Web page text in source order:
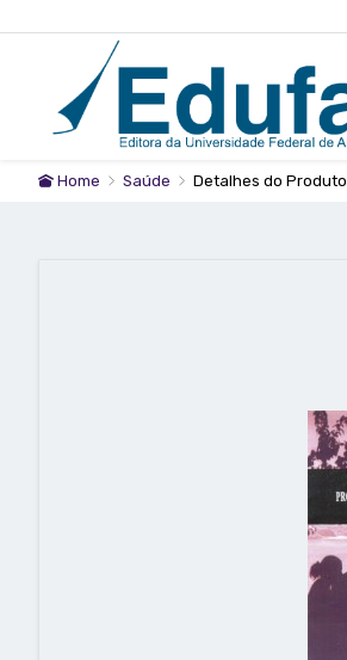
Home Saúde Detalhes do Produto